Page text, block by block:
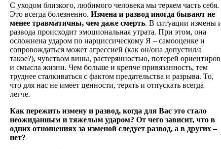
С уходом близкого, любимого человека мы теряем часть себя.
Это всегда болезненно. Измена и развод иногда бывают не
менее травматичны, чем даже смерть. В ситуации измены
развода происходит эмоциональная утрата. При этом, она
осложнена ударом по нарциссическому Я – самооценке и
сопровождаться может агрессией (как он/она допустил/а
такое?), чувством вины, растерянностью, потерей ориентиров
и смысла жизни. Чем больше и крепче привязанность, тем
труднее сталкиваться с фактом предательства и разрыва. То,
что для нас не имеет ценности, терять и отпускать всегда
легче.
Как пережить измену и развод, когда для Вас это стало
неожиданным и тяжелым ударом? От чего зависит, что в
одних отношениях за изменой следует развод, а в других –
нет?